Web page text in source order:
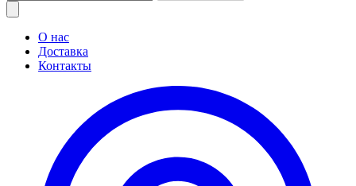
О нас
Доставка
Контакты